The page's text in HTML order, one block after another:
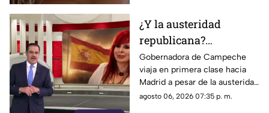
¿Y la austeridad
republicana?
Gobernadora Layda
Sansores viaja en
primera clase hacia
Madrid
Gobernadora de Campeche
viaja en primera clase hacia
Madrid a pesar de la austeridad
republicana.
agosto 06, 2026 07:35 p. m.